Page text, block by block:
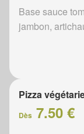
Base sauce
jambon,
Pizza
Dès 7.50 €